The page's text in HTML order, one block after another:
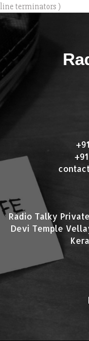
line terminators )
Radio Talky
Devi Temple